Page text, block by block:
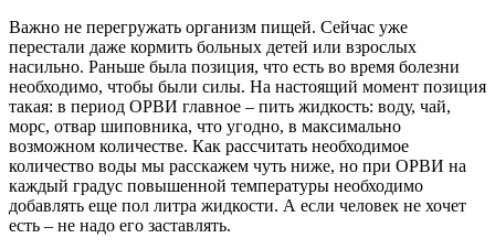
Важно не перегружать организм пищей. Сейчас уже
перестали даже кормить больных детей или взрослых
насильно. Раньше была позиция, что есть во время болезни
необходимо, чтобы были силы. На настоящий момент позиция
такая: в период ОРВИ главное – пить жидкость: воду, чай,
морс, отвар шиповника, что угодно, в максимально
возможном количестве. Как рассчитать необходимое
количество воды мы расскажем чуть ниже, но при ОРВИ на
каждый градус повышенной температуры необходимо
добавлять еще пол литра жидкости. А если человек не хочет
есть – не надо его заставлять.